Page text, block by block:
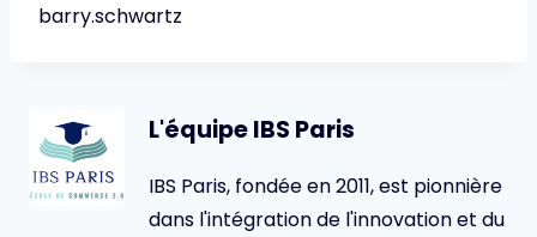
barry.schwartz
L'équipe IBS Paris
IBS Paris, fondée en 2011, est pionnière
dans l'intégration de l'innovation et du